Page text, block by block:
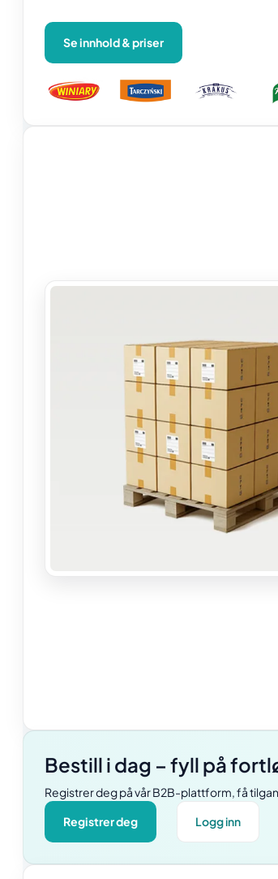
Se innhold & priser
Bestill i dag – fyll på
Registrer deg på vår B2B-plattform, få
Registrer deg
Logg inn